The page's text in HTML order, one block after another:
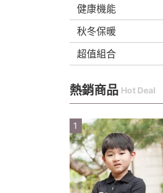
健康機能
秋冬保暖
超值組合
熱銷商品 Hot Deal
1